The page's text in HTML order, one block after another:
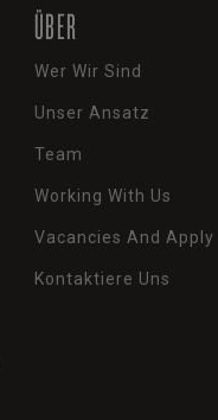
ÜBER
Wer Wir Sind
Unser Ansatz
Team
Working With Us
Vacancies And Apply
Kontaktiere Uns